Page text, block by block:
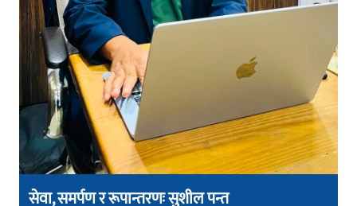
सेवा, समर्पण र रूपान्तरणः सुशील पन्त